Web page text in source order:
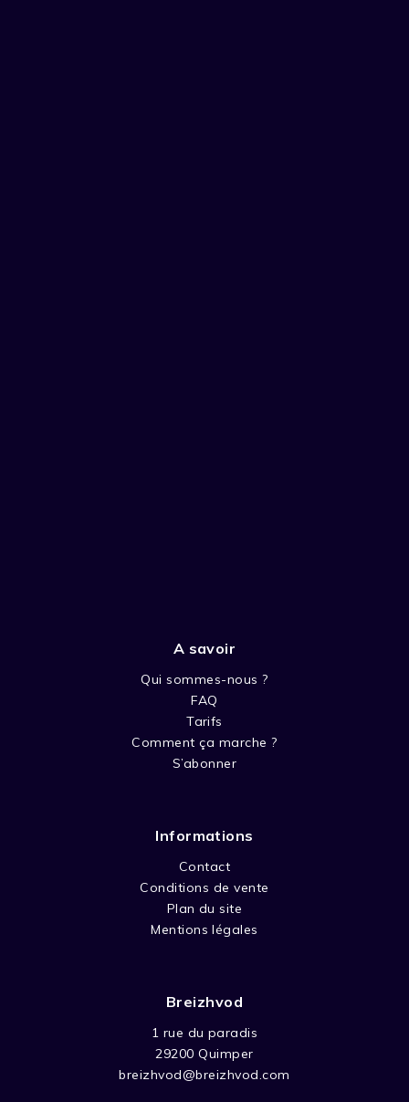
A savoir
Qui sommes-nous ?
FAQ
Tarifs
Comment ça marche ?
S’abonner
Informations
Contact
Conditions de vente
Plan du site
Mentions légales
Breizhvod
1 rue du paradis
29200 Quimper
breizhvod@breizhvod.com